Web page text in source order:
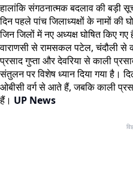
हालांकि संगठनात्मक बदलाव की बड़ी
दिन पहले पांच जिलाध्यक्षों के नामों
जिन जिलों में नए अध्यक्ष घोषित किए
वाराणसी से रामसकल पटेल, चंदौली से
प्रसाद गुप्ता और देवरिया से काली
संतुलन पर विशेष ध्यान दिया गया है।
ओबीसी वर्ग से आते हैं, जबकि काली
हैं। UP News